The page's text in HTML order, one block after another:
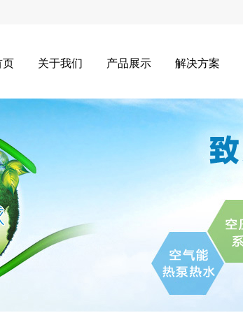
页 关于我们 产品展示 解决方案